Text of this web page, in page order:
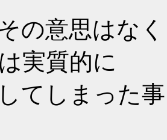
の意思はな
実質的に
てしまった